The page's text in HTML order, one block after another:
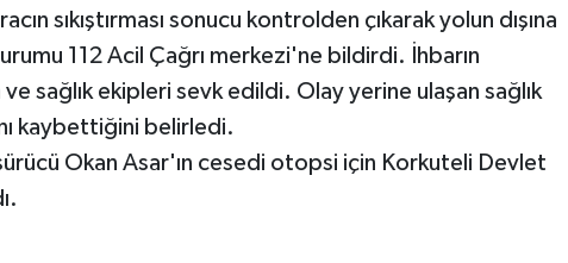
sıkıştırması sonucu kontrolden çıkarak yolun dışına
112 Acil Çağrı merkezi'ne bildirdi. İhbarın
sağlık ekipleri sevk edildi. Olay yerine ulaşan sağlık
kaybettiğini belirledi.
Okan Asar'ın cesedi otopsi için Korkuteli Devlet